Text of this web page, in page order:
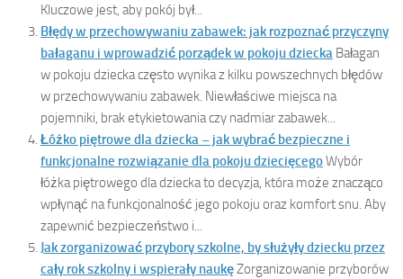
Kluczowe jest, aby pokój był...
Błędy w przechowywaniu zabawek: jak rozpoznać przyczyny
bałaganu i wprowadzić porządek w pokoju dziecka Bałagan
w pokoju dziecka często wynika z kilku powszechnych błędów
w przechowywaniu zabawek. Niewłaściwe miejsca na
pojemniki, brak etykietowania czy nadmiar zabawek...
Łóżko piętrowe dla dziecka – jak wybrać bezpieczne i
funkcjonalne rozwiązanie dla pokoju dziecięcegoWybór
łóżka piętrowego dla dziecka to decyzja, która może znacząco
wpłynąć na funkcjonalność jego pokoju oraz komfort snu. Aby
zapewnić bezpieczeństwo i...
Jak zorganizować przybory szkolne, by służyły dziecku przez
cały rok szkolny i wspierały naukęZorganizowanie przyborów